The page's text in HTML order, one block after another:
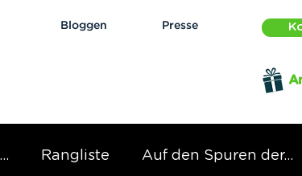
Bloggen Presse
Rangliste Auf den Spuren der...